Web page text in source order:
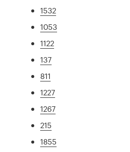
1532
1053
1122
137
811
1227
1267
215
1855